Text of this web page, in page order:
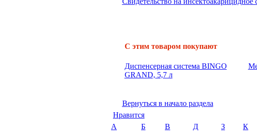
С этим товаром покупают
Диспенсерная система BINGO
GRAND, 5,7 л
Вернуться в начало раздела
Нравится
А
Б В Д З К